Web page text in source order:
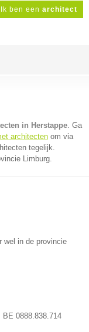
Ik ben een architect
in Herstappe. Ga
architecten om via
tegelijk.
Limburg.
wel in de provincie
BE 0888.838.714